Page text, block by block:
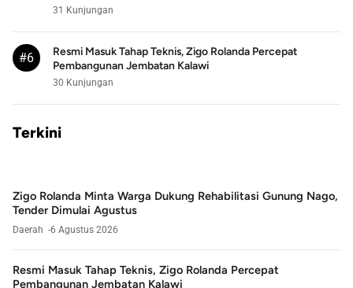
31 Kunjungan
#6
Resmi Masuk Tahap Teknis, Zigo Rolanda Percepat
Pembangunan Jembatan Kalawi
30 Kunjungan
Terkini
Zigo Rolanda Minta Warga Dukung Rehabilitasi Gunung Nago,
Tender Dimulai Agustus
Daerah 6 Agustus 2026
Resmi Masuk Tahap Teknis, Zigo Rolanda Percepat
Pembangunan Jembatan Kalawi